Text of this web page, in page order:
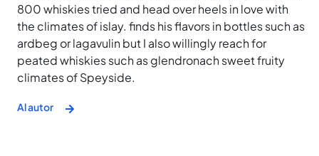
800 whiskies tried and head over heels in love with
the climates of islay. finds his flavors in bottles such as
ardbeg or lagavulin but I also willingly reach for
peated whiskies such as glendronach sweet fruity
climates of Speyside.
Al autor